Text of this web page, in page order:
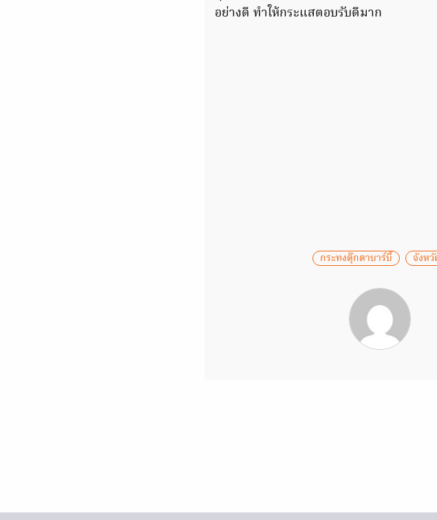
อย่างดี ทำให้กระแสตอบรับดีมาก
กระทงตุ๊กตาบาร์บี้ จังห